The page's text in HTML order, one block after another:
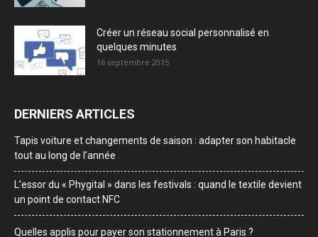
Créer un réseau social personnalisé en
quelques minutes
16 septembre 2015
DERNIERS ARTICLES
Tapis voiture et changements de saison : adapter son habitacle
tout au long de l’année
L’essor du « Phygital » dans les festivals : quand le textile devient
un point de contact NFC
Quelles applis pour payer son stationnement à Paris ?